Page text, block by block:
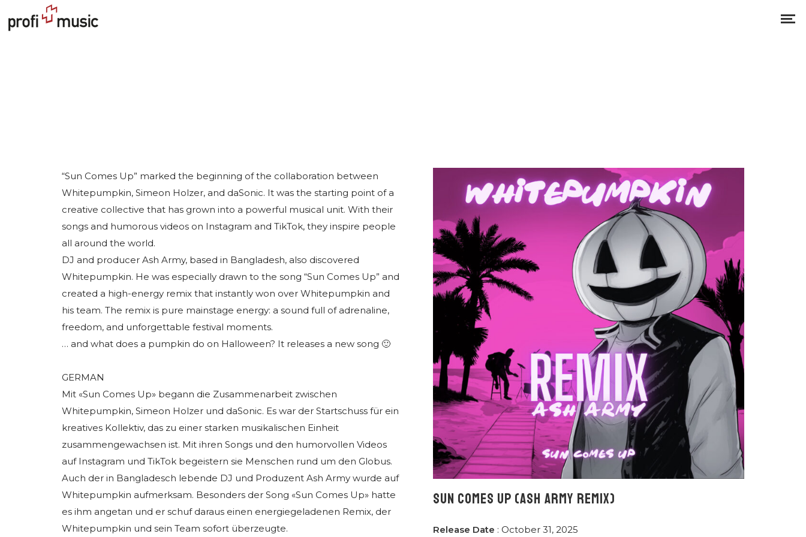
“Sun Comes Up” marked the beginning of the collaboration between
Whitepumpkin, Simeon Holzer, and daSonic. It was the starting point of a
creative collective that has grown into a powerful musical unit. With their
songs and humorous videos on Instagram and TikTok, they inspire people
all around the world.
DJ and producer Ash Army, based in Bangladesh, also discovered
Whitepumpkin. He was especially drawn to the song “Sun Comes Up” and
created a high-energy remix that instantly won over Whitepumpkin and
his team. The remix is pure mainstage energy: a sound full of adrenaline,
freedom, and unforgettable festival moments.
… and what does a pumpkin do on Halloween? It releases a new song 🙂
GERMAN
Mit «Sun Comes Up» begann die Zusammenarbeit zwischen
Whitepumpkin, Simeon Holzer und daSonic. Es war der Startschuss für ein
kreatives Kollektiv, das zu einer starken musikalischen Einheit
zusammengewachsen ist. Mit ihren Songs und den humorvollen Videos
auf Instagram und TikTok begeistern sie Menschen rund um den Globus.
Auch der in Bangladesch lebende DJ und Produzent Ash Army wurde auf
Whitepumpkin aufmerksam. Besonders der Song «Sun Comes Up» hatte
es ihm angetan und er schuf daraus einen energiegeladenen Remix, der
Whitepumpkin und sein Team sofort überzeugte.
SUN COMES UP (ASH ARMY REMIX)
Release Date : October 31, 2025